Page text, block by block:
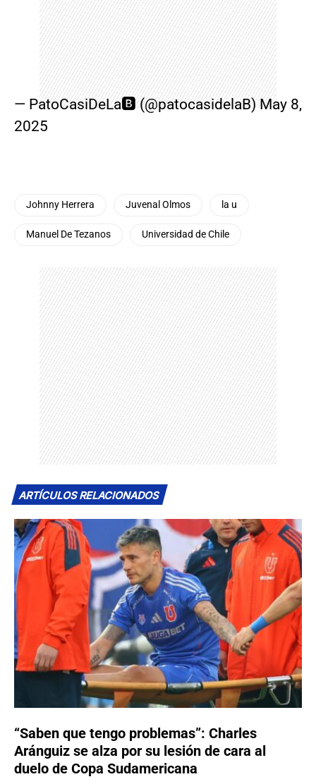
— PatoCasiDeLa🅱️ (@patocasidelaB)May 8,
2025
Johnny Herrera Juvenal Olmos la u
Manuel De Tezanos Universidad de Chile
ARTÍCULOS RELACIONADOS
“Saben que tengo problemas”: Charles
Aránguiz se alza por su lesión de cara al
duelo de Copa Sudamericana